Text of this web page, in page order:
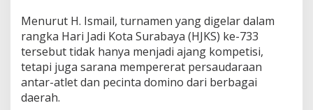
M
a
m
p
u
G
Menurut H. Ismail, turnamen yang digelar dalam
rangka Hari Jadi Kota Surabaya (HJKS) ke-733
tersebut tidak hanya menjadi ajang kompetisi,
tetapi juga sarana mempererat persaudaraan
antar-atlet dan pecinta domino dari berbagai
daerah.